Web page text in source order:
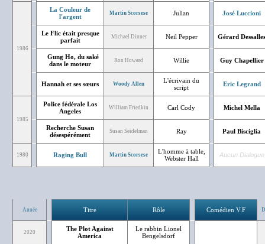
1986
La Couleur de
l'argent
Martin Scorsese Julian José Luccioni
Le Flic était presque
parfait
Michael Dinner Neil Pepper Gérard Dessalles
Gung Ho, du saké
dans le moteur
Ron Howard Willie Guy Chapellier
Hannah et ses sœurs Woody Allen
L'écrivain du
script
Eric Legrand
1985
Police fédérale Los
Angeles
William Friedkin Carl Cody Michel Mella
Recherche Susan
désespérément
Susan Seidelman Ray Paul Bisciglia
1980 Raging Bull Martin Scorsese
L'homme à table,
Webster Hall
Aucun Dialogue
Année Titre Rôle Comédien V.F
2020
The Plot Against
America
Le rabbin Lionel
Bengelsdorf